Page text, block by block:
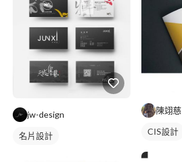
jw-design
名片設計
陳翊慈
CIS設計